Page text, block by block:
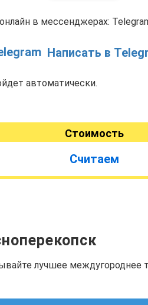
в мессенджерах:
Написать в
автоматически.
Стоимость
Считаем
лучшее междугороднее